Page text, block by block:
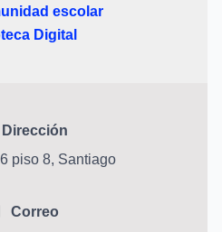
escolar
Digital
Dirección
piso 8, Santiago
Correo